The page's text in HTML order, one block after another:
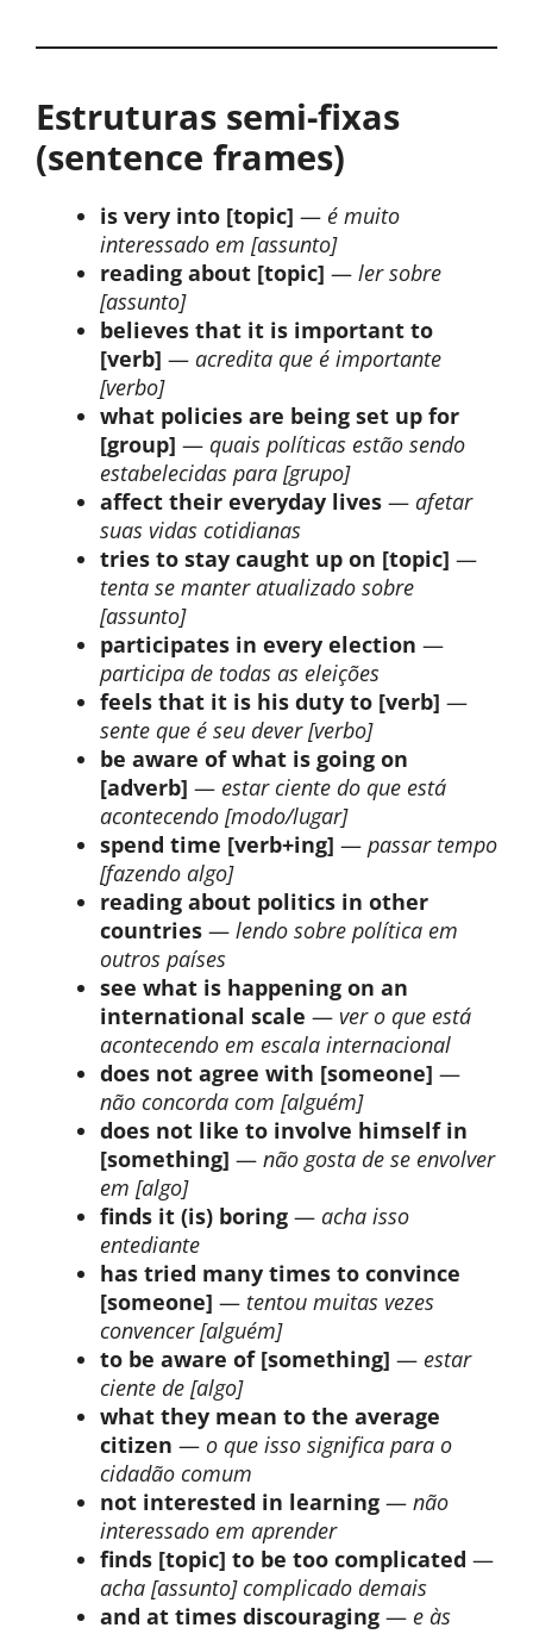
Estruturas semi-fixas
(sentence frames)
is very into [topic] — é muito
interessado em [assunto]
reading about [topic] — ler sobre
[assunto]
believes that it is important to
[verb] — acredita que é importante
[verbo]
what policies are being set up for
[group] — quais políticas estão sendo
estabelecidas para [grupo]
affect their everyday lives — afetar
suas vidas cotidianas
tries to stay caught up on [topic] —
tenta se manter atualizado sobre
[assunto]
participates in every election —
participa de todas as eleições
feels that it is his duty to [verb] —
sente que é seu dever [verbo]
be aware of what is going on
[adverb] — estar ciente do que está
acontecendo [modo/lugar]
spend time [verb+ing] — passar tempo
[fazendo algo]
reading about politics in other
countries — lendo sobre política em
outros países
see what is happening on an
international scale — ver o que está
acontecendo em escala internacional
does not agree with [someone] —
não concorda com [alguém]
does not like to involve himself in
[something] — não gosta de se envolver
em [algo]
finds it (is) boring — acha isso
entediante
has tried many times to convince
[someone] — tentou muitas vezes
convencer [alguém]
to be aware of [something] — estar
ciente de [algo]
what they mean to the average
citizen — o que isso significa para o
cidadão comum
not interested in learning — não
interessado em aprender
finds [topic] to be too complicated —
acha [assunto] complicado demais
and at times discouraging — e às